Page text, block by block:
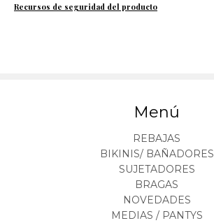
Recursos de seguridad del producto
Menú
REBAJAS
BIKINIS/ BAÑADORES
SUJETADORES
BRAGAS
NOVEDADES
MEDIAS / PANTYS